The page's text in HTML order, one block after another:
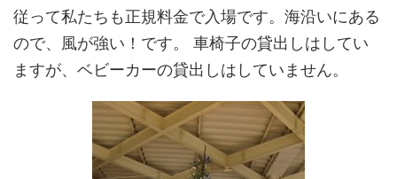
従って私たちも正規料金で入場です。海沿いにある
ので、風が強い！です。 車椅子の貸出しはしてい
ますが、ベビーカーの貸出しはしていません。